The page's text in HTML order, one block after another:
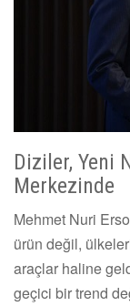
Diziler, Yeni
Merkezinde
Mehmet Nuri
ürün değil,
araçlar haline
geçici bir trend